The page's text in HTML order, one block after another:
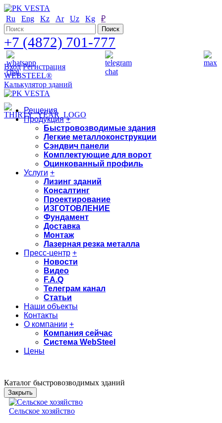
Ru Eng Kz Ar Uz Kg ₽
+7 (4872) 701-777
Вход Регистрация
WEBSTEEL®
Калькулятор зданий
Решения
Продукция +
Быстровозводимые здания
Легкие металлоконструкции
Сэндвич панели
Комплектующие для ворот
Оцинкованный профиль
Услуги +
Лизинг зданий
Консалтинг
Проектирование
ИЗГОТОВЛЕНИЕ
Фундамент
Доставка
Монтаж
Лазерная резка металла
Пресс-центр +
Новости
Видео
F.A.Q
Телеграм канал
Статьи
Наши объекты
Контакты
О компании +
Компания сейчас
Система WebSteel
Цены
Каталог быстровозводимых зданий
Закрыть
Сельское хозяйство